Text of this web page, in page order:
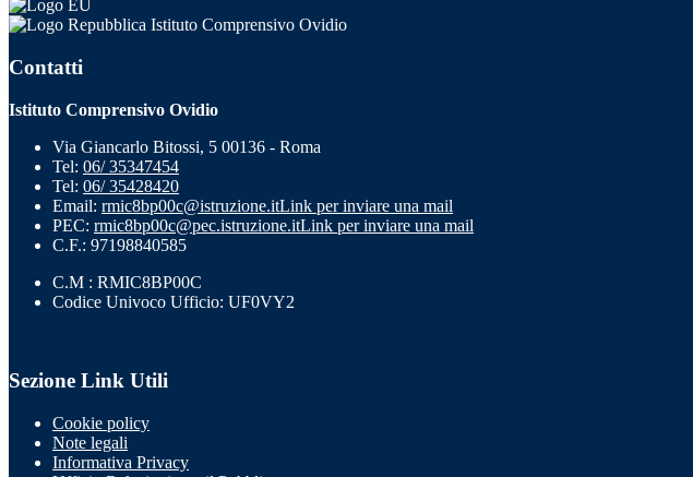
Istituto Comprensivo Ovidio
Contatti
Istituto Comprensivo Ovidio
Via Giancarlo Bitossi, 5 00136 - Roma
Tel: 06/ 35347454
Tel: 06/ 35428420
Email: rmic8bp00c@istruzione.itLink per inviare una mail
PEC: rmic8bp00c@pec.istruzione.itLink per inviare una mail
C.F.: 97198840585
C.M : RMIC8BP00C
Codice Univoco Ufficio: UF0VY2
Sezione Link Utili
Cookie policy
Note legali
Informativa Privacy